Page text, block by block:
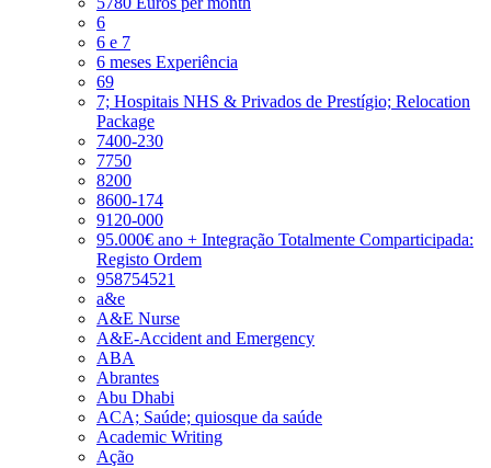
6
6 e 7
6 meses Experiência
69
7; Hospitais NHS & Privados de Prestígio; Relocation
Package
7400-230
7750
8200
8600-174
9120-000
95.000€ ano + Integração Totalmente Comparticipada:
Registo Ordem
958754521
a&e
A&E Nurse
A&E-Accident and Emergency
ABA
Abrantes
Abu Dhabi
ACA; Saúde; quiosque da saúde
Academic Writing
Ação